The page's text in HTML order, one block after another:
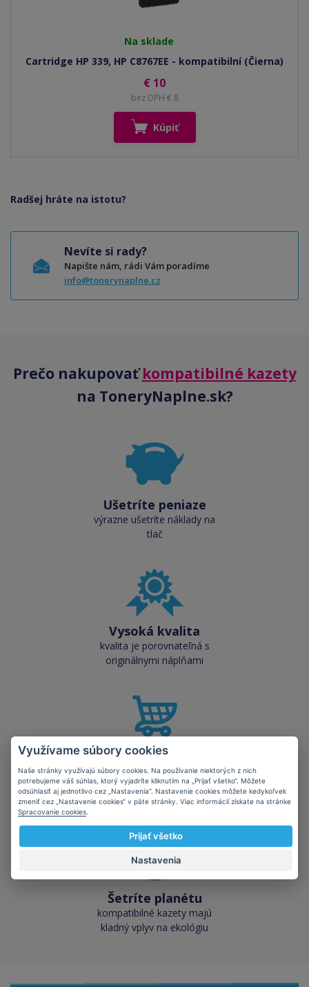
Na sklade
Cartridge HP 339, HP C8767EE - kompatibilní (Čierna)
€ 10
bez DPH € 8
Kúpiť
Radšej hráte na istotu?
Nevíte si rady?
Napište nám, rádi Vám poradíme
info@tonerynaplne.cz
Prečo nakupovaťkompatibilné kazety
na ToneryNaplne.sk?
Ušetríte peniaze
výrazne ušetríte náklady na
tlač
Vysoká kvalita
kvalita je porovnateľná s
originálnymi náplňami
Skladom takmer
všetko
cez 50 000 skladových
zásob pre okamžitý odber
Šetríte planétu
kompatibilné kazety majú
kladný vplyv na ekológiu
Využívame súbory cookies
Naše stránky využívajú súbory cookies. Na používanie niektorých z nich
potrebujeme váš súhlas, ktorý vyjadríte kliknutím na „Prijať všetko“. Môžete
odsúhlasiť aj jednotlivo cez „Nastavenia“. Nastavenie cookies môžete kedykoľvek
zmeniť cez „Nastavenie cookies“ v päte stránky. Viac informácií získate na stránke
Spracovanie cookies
Prijať všetko
Nastavenia